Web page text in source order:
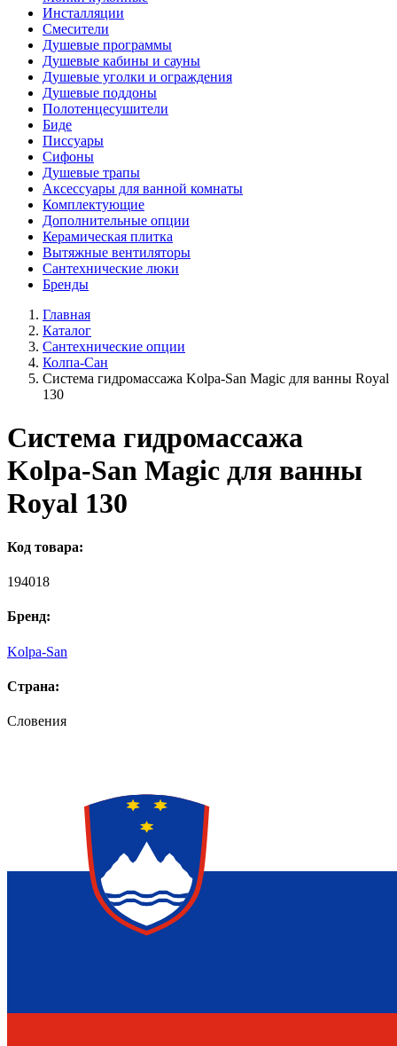
Инсталляции
Смесители
Душевые программы
Душевые кабины и сауны
Душевые уголки и ограждения
Душевые поддоны
Полотенцесушители
Биде
Писсуары
Сифоны
Душевые трапы
Аксессуары для ванной комнаты
Комплектующие
Дополнительные опции
Керамическая плитка
Вытяжные вентиляторы
Сантехнические люки
Бренды
Главная
Каталог
Сантехнические опции
Колпа-Сан
Система гидромассажа Kolpa-San Magic для ванны Royal
130
Система гидромассажа
Kolpa-San Magic для ванны
Royal 130
Код товара:
194018
Бренд:
Kolpa-San
Страна:
Словения